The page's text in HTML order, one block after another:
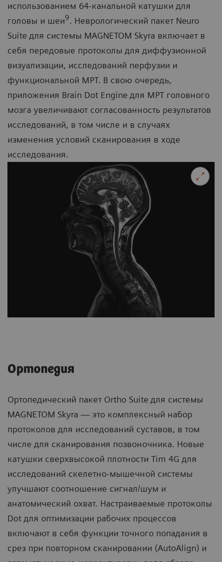
использованием 64-канальной катушки для
головы и шеи9. Неврологический пакет Neuro
Suite для системы MAGNETOM Skyra включает в
себя передовые протоколы для диффузионной
визуализации, исследований перфузии и
функциональной МРТ. В свою очередь,
приложения Brain Dot Engine для МРТ головного
мозга увеличивают согласованность результатов
исследований, в том числе и в случаях
изменения условий сканирования в ходе
исследования.
Ортопедия
Ортопедический пакет Ortho Suite для системы
MAGNETOM Skyra — это комплексный набор
протоколов для исследований суставов, в том
числе для сканирования позвоночника. Новые
катушки сверхвысокой плотности Tim 4G для
исследований скелетно-мышечной системы
улучшают соотношение сигнал/шум и
анатомический охват. Настраиваемые протоколы
Dot для оптимизации рабочих процессов
включают в себя функции точного попадания в
срез при повторном сканировании (AutoAlign) и